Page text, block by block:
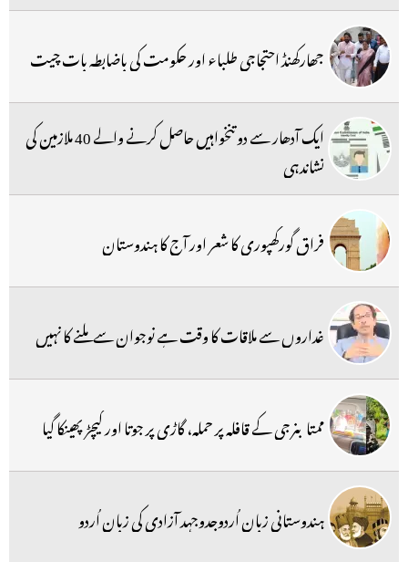
جھارکھنڈ احتجاجی طلباء اور حکومت کی باضابطہ بات چیت
ایک آدھار سے دو تنخواہیں حاصل کرنے والے 40 ملازمین کی
نشاندہی
فراق گورکھپوری کا شعر اور آج کا ہندوستان
غداروں سے ملاقات کا وقت ہے نوجوان سے ملنے کا نہیں
ممتا بنرجی کے قافلہ پر حملہ، گاڑی پر جوتا اور کیچڑ پھینکا گیا
ہندوستانی زبان اُردوجدوجہد آزادی کی زبان اُردو